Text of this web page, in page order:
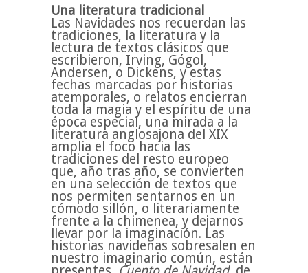
Una literatura tradicional
Las Navidades nos recuerdan las
tradiciones, la literatura y la
lectura de textos clásicos que
escribieron, Irving, Gógol,
Andersen, o Dickens, y estas
fechas marcadas por historias
atemporales, o relatos encierran
toda la magia y el espíritu de una
época especial, una mirada a la
literatura anglosajona del XIX
amplia el foco hacia las
tradiciones del resto europeo
que, año tras año, se convierten
en una selección de textos que
nos permiten sentarnos en un
cómodo sillón, o literariamente
frente a la chimenea, y dejarnos
llevar por la imaginación. Las
historias navideñas sobresalen en
nuestro imaginario común, están